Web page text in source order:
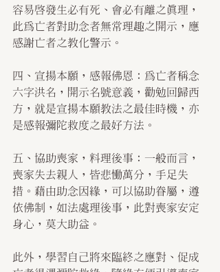
容易啟發生必有死、會必有離之真理，
此為亡者對助念者無常理趣之開示，應
感謝亡者之教化警示。
四、宣揚本願，感報佛恩：為亡者稱念
六字洪名，開示名號意義，勸勉回歸西
方，就是宣揚本願教法之最佳時機，亦
是感報彌陀救度之最好方法。
五、協助喪家，料理後事：一般而言，
喪家失去親人，皆悲慟萬分，手足失
措。藉由助念因緣，可以協助眷屬，遵
依佛制，如法處理後事，此對喪家安定
身心，莫大助益。
此外，學習自己將來臨終之應對、促成